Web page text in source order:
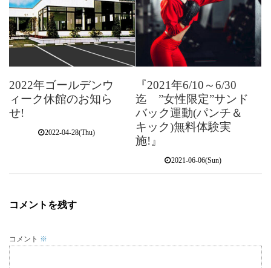
2022年ゴールデンウ
ィーク休館のお知ら
せ!
2022-04-28(Thu)
『2021年6/10～6/30
迄 ”女性限定”サンド
バック運動(パンチ＆
キック)無料体験実
施!』
2021-06-06(Sun)
コメントを残す
コメント ※